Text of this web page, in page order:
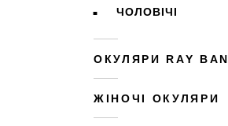
ЧОЛОВІЧІ
ОКУЛЯРИ RAY BAN
ЖІНОЧІ ОКУЛЯРИ